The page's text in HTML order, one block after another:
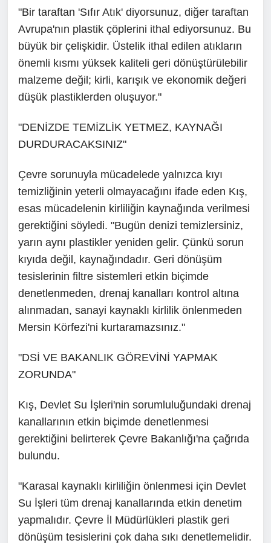
"Bir taraftan 'Sıfır Atık' diyorsunuz, diğer taraftan
Avrupa'nın plastik çöplerini ithal ediyorsunuz. Bu
büyük bir çelişkidir. Üstelik ithal edilen atıkların
önemli kısmı yüksek kaliteli geri dönüştürülebilir
malzeme değil; kirli, karışık ve ekonomik değeri
düşük plastiklerden oluşuyor."
"DENİZDE TEMİZLİK YETMEZ, KAYNAĞI
DURDURACAKSINIZ"
Çevre sorunuyla mücadelede yalnızca kıyı
temizliğinin yeterli olmayacağını ifade eden Kış,
esas mücadelenin kirliliğin kaynağında verilmesi
gerektiğini söyledi. "Bugün denizi temizlersiniz,
yarın aynı plastikler yeniden gelir. Çünkü sorun
kıyıda değil, kaynağındadır. Geri dönüşüm
tesislerinin filtre sistemleri etkin biçimde
denetlenmeden, drenaj kanalları kontrol altına
alınmadan, sanayi kaynaklı kirlilik önlenmeden
Mersin Körfezi'ni kurtaramazsınız."
"DSİ VE BAKANLIK GÖREVİNİ YAPMAK
ZORUNDA"
Kış, Devlet Su İşleri'nin sorumluluğundaki drenaj
kanallarının etkin biçimde denetlenmesi
gerektiğini belirterek Çevre Bakanlığı'na çağrıda
bulundu.
"Karasal kaynaklı kirliliğin önlenmesi için Devlet
Su İşleri tüm drenaj kanallarında etkin denetim
yapmalıdır. Çevre İl Müdürlükleri plastik geri
dönüşüm tesislerini çok daha sıkı denetlemelidir.